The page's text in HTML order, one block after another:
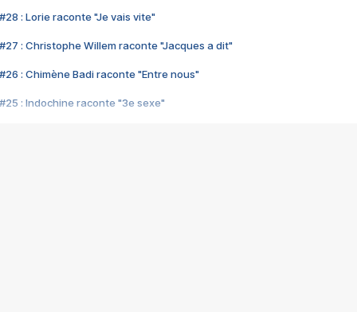
#28 : Lorie raconte "Je vais vite"
#27 : Christophe Willem raconte "Jacques a dit"
#26 : Chimène Badi raconte "Entre nous"
#25 : Indochine raconte "3e sexe"